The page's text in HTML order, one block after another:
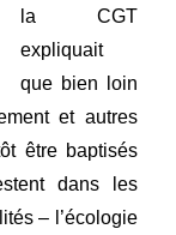
la CGT
expliquait
que bien loin
et autres
être baptisés
dans les
– l’écologie